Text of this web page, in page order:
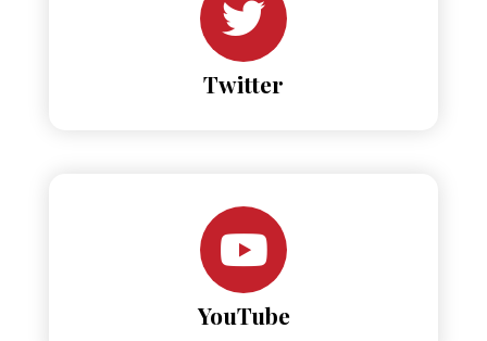
Twitter
YouTube